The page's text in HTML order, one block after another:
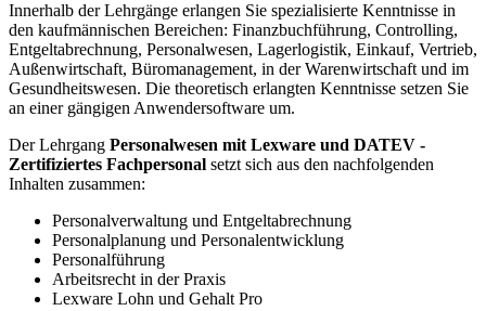
Innerhalb der Lehrgänge erlangen Sie spezialisierte Kenntnisse in
den kaufmännischen Bereichen: Finanzbuchführung, Controlling,
Entgeltabrechnung, Personalwesen, Lagerlogistik, Einkauf, Vertrieb,
Außenwirtschaft, Büromanagement, in der Warenwirtschaft und im
Gesundheitswesen. Die theoretisch erlangten Kenntnisse setzen Sie
an einer gängigen Anwendersoftware um.
Der Lehrgang Personalwesen mit Lexware und DATEV -
Zertifiziertes Fachpersonal setzt sich aus den nachfolgenden
Inhalten zusammen:
Personalverwaltung und Entgeltabrechnung
Personalplanung und Personalentwicklung
Personalführung
Arbeitsrecht in der Praxis
Lexware Lohn und Gehalt Pro